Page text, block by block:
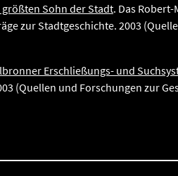
größten Sohn der Stadt. Das
zur Stadtgeschichte. 2003
Erschließungs- und
(Quellen und Forschungen zur